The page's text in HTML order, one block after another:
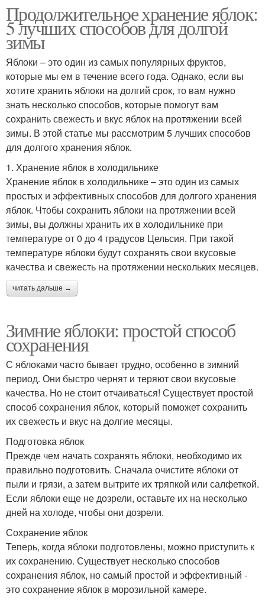
Продолжительное хранение яблок:
5 лучших способов для долгой
зимы
Яблоки – это один из самых популярных фруктов,
которые мы ем в течение всего года. Однако, если вы
хотите хранить яблоки на долгий срок, то вам нужно
знать несколько способов, которые помогут вам
сохранить свежесть и вкус яблок на протяжении всей
зимы. В этой статье мы рассмотрим 5 лучших способов
для долгого хранения яблок.
1. Хранение яблок в холодильнике
Хранение яблок в холодильнике – это один из самых
простых и эффективных способов для долгого хранения
яблок. Чтобы сохранить яблоки на протяжении всей
зимы, вы должны хранить их в холодильнике при
температуре от 0 до 4 градусов Цельсия. При такой
температуре яблоки будут сохранять свои вкусовые
качества и свежесть на протяжении нескольких месяцев.
читать дальше →
Зимние яблоки: простой способ
сохранения
С яблоками часто бывает трудно, особенно в зимний
период. Они быстро чернят и теряют свои вкусовые
качества. Но не стоит отчаиваться! Существует простой
способ сохранения яблок, который поможет сохранить
их свежесть и вкус на долгие месяцы.
Подготовка яблок
Прежде чем начать сохранять яблоки, необходимо их
правильно подготовить. Сначала очистите яблоки от
пыли и грязи, а затем вытрите их тряпкой или салфеткой.
Если яблоки еще не дозрели, оставьте их на несколько
дней на холоде, чтобы они дозрели.
Сохранение яблок
Теперь, когда яблоки подготовлены, можно приступить к
их сохранению. Существует несколько способов
сохранения яблок, но самый простой и эффективный -
это сохранение яблок в морозильной камере.